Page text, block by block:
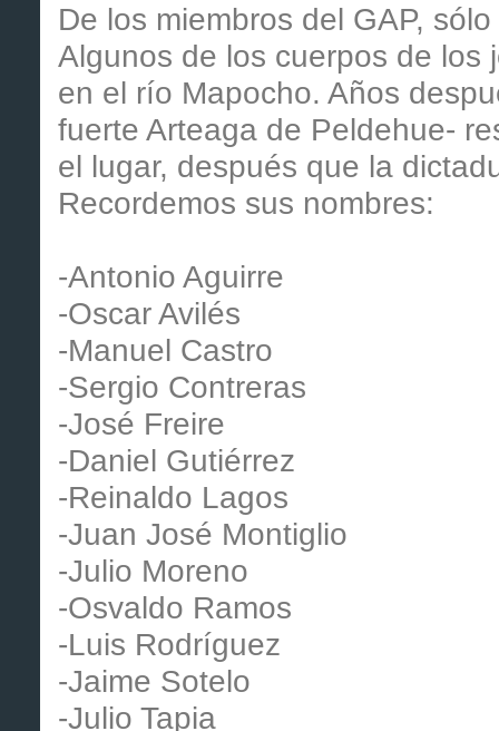
De los miembros del GAP,
Algunos de los cuerpos de los
en el río Mapocho. Años
fuerte Arteaga de Peldehue-
el lugar, después que la
Recordemos sus nombres:
-Antonio Aguirre
-Oscar Avilés
-Manuel Castro
-Sergio Contreras
-José Freire
-Daniel Gutiérrez
-Reinaldo Lagos
-Juan José Montiglio
-Julio Moreno
-Osvaldo Ramos
-Luis Rodríguez
-Jaime Sotelo
-Julio Tapia